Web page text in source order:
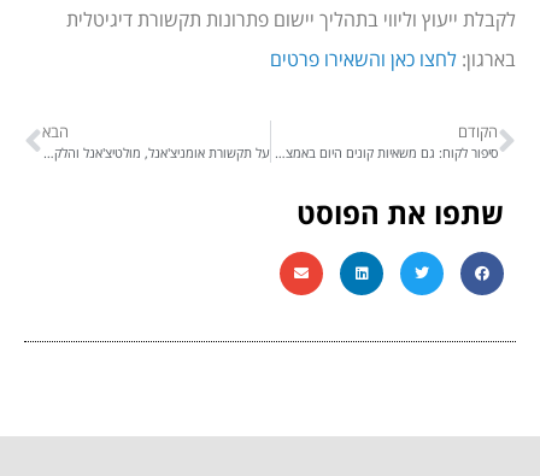
לקבלת ייעוץ וליווי בתהליך יישום פתרונות תקשורת דיגיטלית
בארגון: לחצו כאן והשאירו פרטים
הקודם
סיפור לקוח: גם משאיות קונים היום באמצעות וואטסאפ והערוצים הדיגיטלים!
הבא
על תקשורת אומניצ'אנל, מולטיצ'אנל והלקוח שבינהם
שתפו את הפוסט